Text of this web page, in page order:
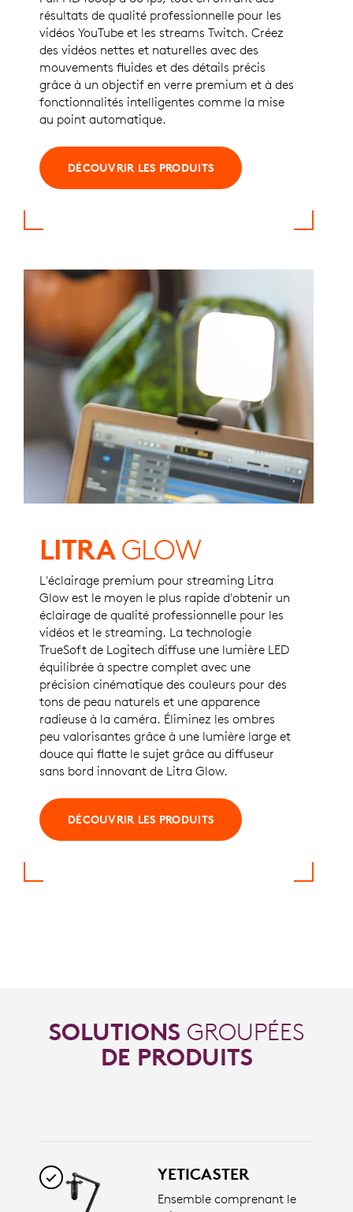
résultats de qualité professionnelle pour les
vidéos YouTube et les streams Twitch. Créez
des vidéos nettes et naturelles avec des
mouvements fluides et des détails précis
grâce à un objectif en verre premium et à des
fonctionnalités intelligentes comme la mise
au point automatique.
DÉCOUVRIR LES PRODUITS
LITRAGLOW
L'éclairage premium pour streaming Litra
Glow est le moyen le plus rapide d'obtenir un
éclairage de qualité professionnelle pour les
vidéos et le streaming. La technologie
TrueSoft de Logitech diffuse une lumière LED
équilibrée à spectre complet avec une
précision cinématique des couleurs pour des
tons de peau naturels et une apparence
radieuse à la caméra. Éliminez les ombres
peu valorisantes grâce à une lumière large et
douce qui flatte le sujet grâce au diffuseur
sans bord innovant de Litra Glow.
DÉCOUVRIR LES PRODUITS
SOLUTIONS GROUPÉES
DE PRODUITS
YETICASTER
Ensemble comprenant le